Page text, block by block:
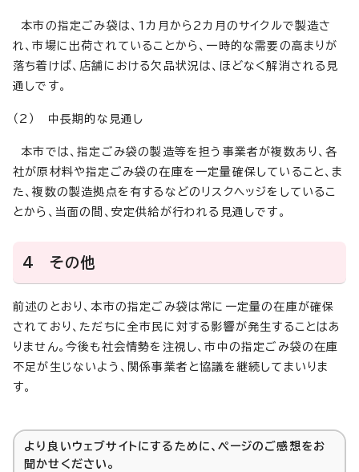
本市の指定ごみ袋は、1カ月から2カ月のサイクルで製造さ
れ、市場に出荷されていることから、一時的な需要の高まりが
落ち着けば、店舗における欠品状況は、ほどなく解消される見
通しです。
（2） 中長期的な見通し
本市では、指定ごみ袋の製造等を担う事業者が複数あり、各
社が原材料や指定ごみ袋の在庫を一定量確保していること、ま
た、複数の製造拠点を有するなどのリスクヘッジをしているこ
とから、当面の間、安定供給が行われる見通しです。
4 その他
前述のとおり、本市の指定ごみ袋は常に一定量の在庫が確保
されており、ただちに全市民に対する影響が発生することはあ
りません。今後も社会情勢を注視し、市中の指定ごみ袋の在庫
不足が生じないよう、関係事業者と協議を継続してまいりま
す。
より良いウェブサイトにするために、ページのご感想をお
聞かせください。